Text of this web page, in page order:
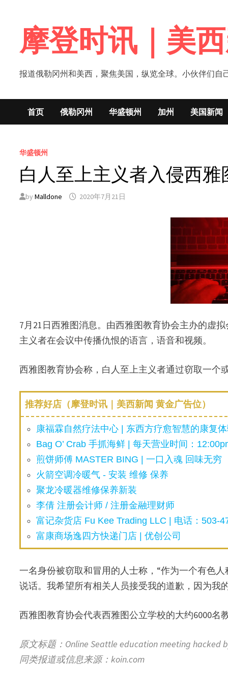
content摩登时讯｜美
报道俄勒冈州和美西，聚焦美国，纵览全球。小伙伴们自
首页 俄勒冈州 华盛顿州 加州 美国新闻
华盛顿州
白人至上主义者入侵西雅
byMalldone 2020年7月21日
7月21日西雅图消息。由西雅图教育协会主办的虚
主义者在会议中传播仇恨的语言，语音和视频。
西雅图教育协会称，白人至上主义者通过窃取一个
推荐好店（摩登时讯｜美西新闻 黄金广告位）
康福霖自然疗法中心 | 东西方疗愈智慧的康复
Bag O’ Crab 手抓海鲜 | 每天营业时间：
煎饼师傅 MASTER BING | 一口入魂 回味无穷
火箭空调冷暖气 - 安装 维修 保养
聚龙冷暖器维修保养新装
李倩 注册会计师 / 注册金融理财师
富记杂货店 Fu Kee Trading LLC | 电话：503-
富康商场逸四方快递门店 | 优创公司
一名身份被窃取和冒用的人士称，“作为一个有色
说话。我希望所有相关人员接受我的道歉，因为我
西雅图教育协会代表西雅图公立学校的大约6000名
原文标题：Online Seattle education meeting hacked
同类报道或信息来源：koin.com